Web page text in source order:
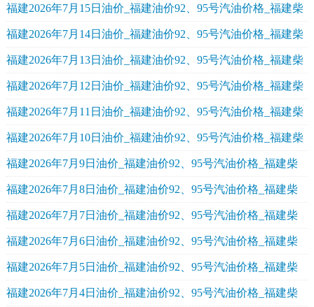
油价格
福建2026年7月15日油价_福建油价92、95号汽油价格_福建柴
油价格
福建2026年7月14日油价_福建油价92、95号汽油价格_福建柴
油价格
福建2026年7月13日油价_福建油价92、95号汽油价格_福建柴
油价格
福建2026年7月12日油价_福建油价92、95号汽油价格_福建柴
油价格
福建2026年7月11日油价_福建油价92、95号汽油价格_福建柴
油价格
福建2026年7月10日油价_福建油价92、95号汽油价格_福建柴
油价格
福建2026年7月9日油价_福建油价92、95号汽油价格_福建柴
油价格
福建2026年7月8日油价_福建油价92、95号汽油价格_福建柴
油价格
福建2026年7月7日油价_福建油价92、95号汽油价格_福建柴
油价格
福建2026年7月6日油价_福建油价92、95号汽油价格_福建柴
油价格
福建2026年7月5日油价_福建油价92、95号汽油价格_福建柴
油价格
福建2026年7月4日油价_福建油价92、95号汽油价格_福建柴